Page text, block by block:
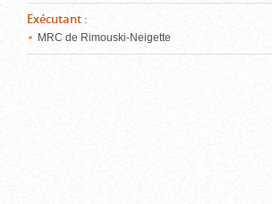
Exécutant :
MRC de Rimouski-Neigette